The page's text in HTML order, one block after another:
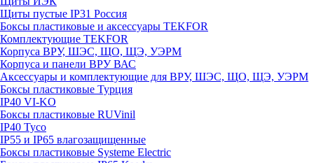
Щиты пустые IP31 Россия
Боксы пластиковые и аксессуары TEKFOR
Комплектующие TEKFOR
Корпуса ВРУ, ШЭС, ЩО, ЩЭ, УЭРМ
Корпуса и панели ВРУ ВАС
Аксессуары и комплектующие для ВРУ, ШЭС, ЩО, ЩЭ, УЭРМ
Боксы пластиковые Турция
IP40 VI-KO
Боксы пластиковые RUVinil
IP40 Тусо
IP55 и IP65 влагозащищенные
Боксы пластиковые Systeme Electric